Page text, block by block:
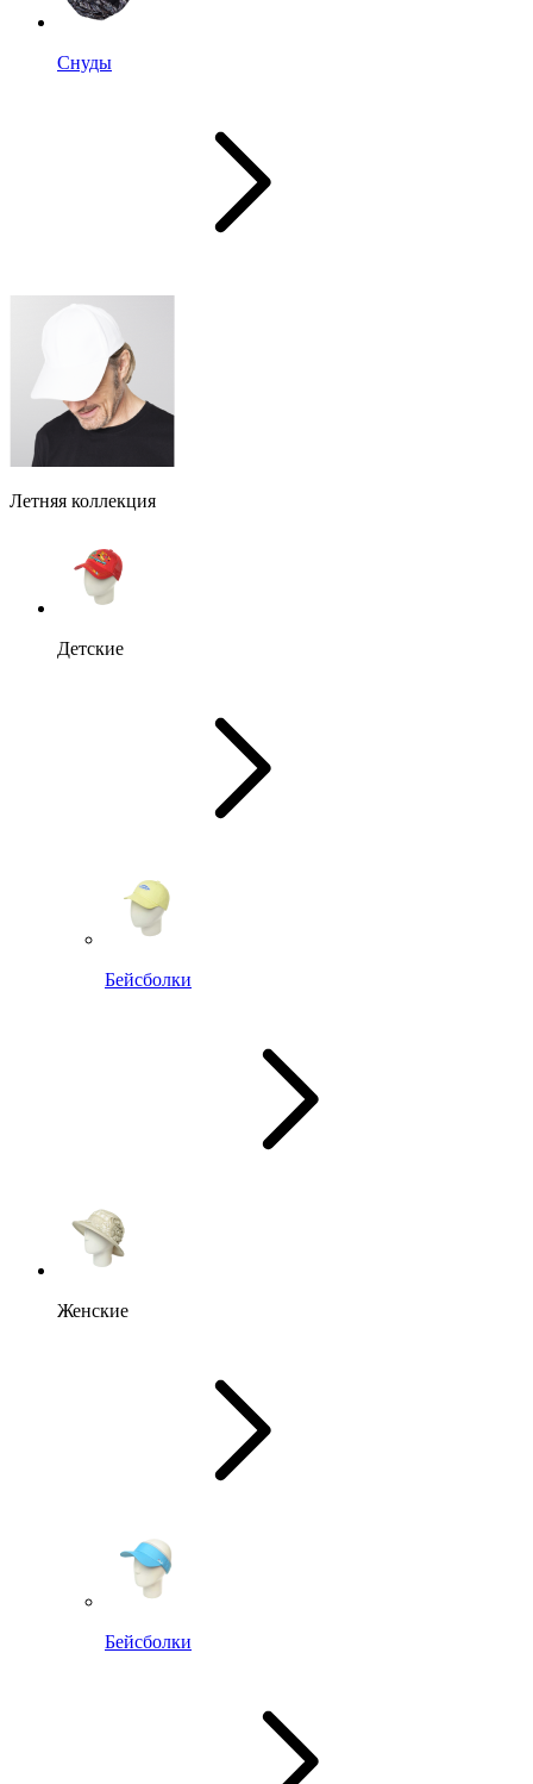
Снуды
Летняя коллекция
Детские
Бейсболки
Женские
Бейсболки